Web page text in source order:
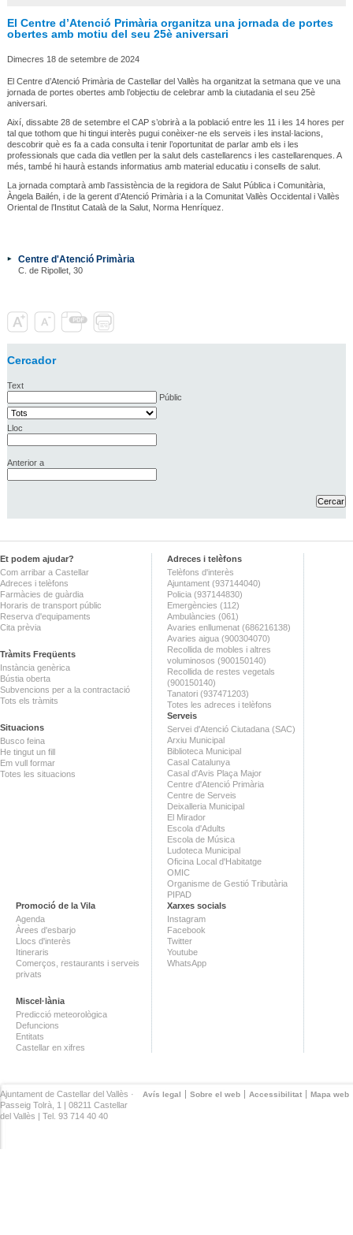
El Centre d’Atenció Primària organitza una jornada de portes
obertes amb motiu del seu 25è aniversari
Dimecres 18 de setembre de 2024
El Centre d’Atenció Primària de Castellar del Vallès ha organitzat la setmana que ve una
jornada de portes obertes amb l’objectiu de celebrar amb la ciutadania el seu 25è
aniversari.
Així, dissabte 28 de setembre el CAP s’obrirà a la població entre les 11 i les 14 hores per
tal que tothom que hi tingui interès pugui conèixer-ne els serveis i les instal·lacions,
descobrir què es fa a cada consulta i tenir l’oportunitat de parlar amb els i les
professionals que cada dia vetllen per la salut dels castellarencs i les castellarenques. A
més, també hi haurà estands informatius amb material educatiu i consells de salut.
La jornada comptarà amb l’assistència de la regidora de Salut Pública i Comunitària,
Àngela Bailén, i de la gerent d’Atenció Primària i a la Comunitat Vallès Occidental i Vallès
Oriental de l’Institut Català de la Salut, Norma Henríquez.
Centre d'Atenció Primària
C. de Ripollet, 30
Cercador
Text
Públic
Lloc
Anterior a
Et podem ajudar?
Com arribar a Castellar
Adreces i telèfons
Farmàcies de guàrdia
Horaris de transport públic
Reserva d'equipaments
Cita prèvia
Tràmits Freqüents
Instància genèrica
Bústia oberta
Subvencions per a la contractació
Tots els tràmits
Situacions
Busco feina
He tingut un fill
Em vull formar
Totes les situacions
Adreces i telèfons
Telèfons d'interès
Ajuntament (937144040)
Policia (937144830)
Emergències (112)
Ambulàncies (061)
Avaries enllumenat (686216138)
Avaries aigua (900304070)
Recollida de mobles i altres
voluminosos (900150140)
Recollida de restes vegetals
(900150140)
Tanatori (937471203)
Totes les adreces i telèfons
Serveis
Servei d'Atenció Ciutadana (SAC)
Arxiu Municipal
Biblioteca Municipal
Casal Catalunya
Casal d'Avis Plaça Major
Centre d'Atenció Primària
Centre de Serveis
Deixalleria Municipal
El Mirador
Escola d'Adults
Escola de Música
Ludoteca Municipal
Oficina Local d'Habitatge
OMIC
Organisme de Gestió Tributària
PIPAD
Promoció de la Vila
Agenda
Àrees d'esbarjo
Llocs d'interès
Itineraris
Comerços, restaurants i serveis
privats
Miscel·lània
Predicció meteorològica
Defuncions
Entitats
Castellar en xifres
Xarxes socials
Instagram
Facebook
Twitter
Youtube
WhatsApp
Avís legal Sobre el web Accessibilitat Mapa web
Ajuntament de Castellar del Vallès ·
Passeig Tolrà, 1 | 08211 Castellar
del Vallès | Tel. 93 714 40 40